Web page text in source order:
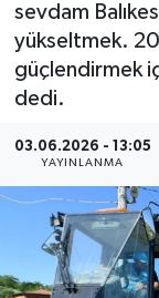
sevdam
yükseltmek. 20
güçlendirmek
dedi.
03.06.2026 - 13:05
YAYINLANMA
Dış
Dünya
EĞİTİM
EKONOMİ
English